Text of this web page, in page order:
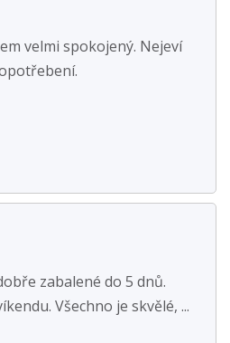
velmi spokojený. Nejeví
zabalené do 5 dnů.
Všechno je skvělé, ...